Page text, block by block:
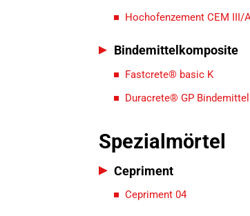
Hochofenzement CEM III/
Bindemittelkomposite
Fastcrete® basic K
Duracrete® GP
Spezialmörtel
Cepriment
Cepriment 04